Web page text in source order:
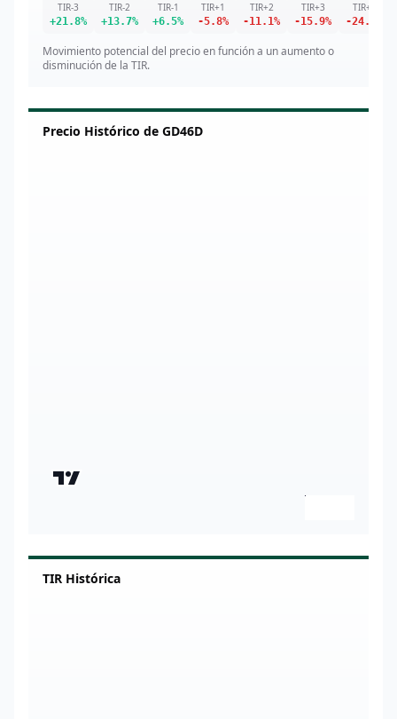
TIR-3
+21.8%
TIR-2
+13.7%
TIR-1
+6.5%
TIR+1
-5.8%
TIR+2
-11.1%
TIR+3
-15.9%
TIR+5
-24.2
Movimiento potencial del precio en función a un aumento o
disminución de la TIR.
Precio Histórico de GD46D
TIR Histórica